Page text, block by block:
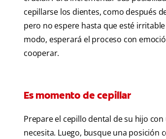
cepillarse los dientes, como después
pero no espere hasta que esté
modo, esperará el proceso con
cooperar.
Es momento de cepillar
Prepare el cepillo dental de su hijo
necesita. Luego, busque una posición